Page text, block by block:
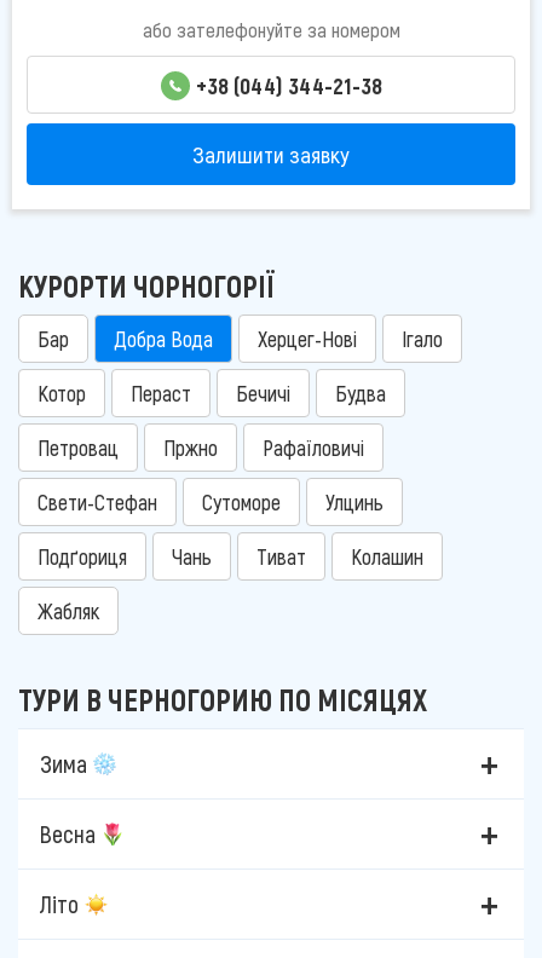
або зателефонуйте за номером
+38 (044) 344-21-38
Залишити заявку
КУРОРТИ ЧОРНОГОРІЇ
Бар Добра Вода Херцег-Нові Ігало
Котор Пераст Бечичі Будва
Петровац Пржно Рафаїловичі
Свети-Стефан Сутоморе Улцинь
Подґориця Чань Тиват Колашин
Жабляк
ТУРИ В ЧЕРНОГОРИЮ ПО МІСЯЦЯХ
Зима
Весна
Літо